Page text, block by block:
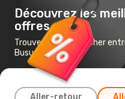
Découvrez les
offres
Trouvez un vol pas cher
Busuanga
Aller-retour